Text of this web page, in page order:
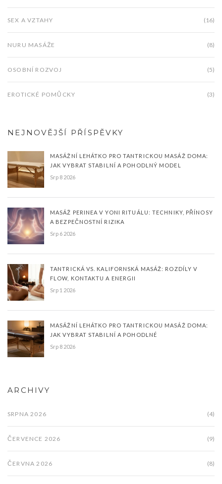
SEX A VZTAHY (16)
NURU MASÁŽE (8)
OSOBNÍ ROZVOJ (5)
EROTICKÉ POMŮCKY (3)
NEJNOVĚJŠÍ PŘÍSPĚVKY
MASÁŽNÍ LEHÁTKO PRO TANTRICKOU MASÁŽ DOMA:
JAK VYBRAT STABILNÍ A POHODLNÝ MODEL
Srp 8 2026
MASÁŽ PERINEA V YONI RITUÁLU: TECHNIKY, PŘÍNOSY
A BEZPEČNOSTNÍ RIZIKA
Srp 6 2026
TANTRICKÁ VS. KALIFORNSKÁ MASÁŽ: ROZDÍLY V
FLOW, KONTAKTU A ENERGII
Srp 1 2026
MASÁŽNÍ LEHÁTKO PRO TANTRICKOU MASÁŽ DOMA:
JAK VYBRAT STABILNÍ A POHODLNÉ
Srp 8 2026
ARCHIVY
SRPNA 2026 (4)
ČERVENCE 2026 (9)
ČERVNA 2026 (8)